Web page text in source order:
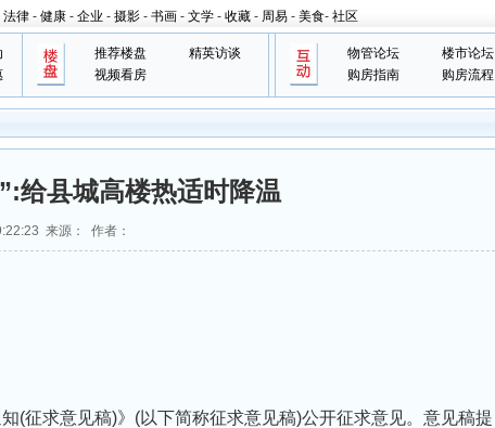
法律 - 健康 - 企业 - 摄影 - 书画 - 文学 - 收藏 - 周易 - 美食- 社区
推荐楼盘
精英访谈
视频看房
物管论坛
楼市论坛
购房指南
购房流程
给县城高楼热适时降温
来源： 作者：
(征求意⻅稿)》(以下简称征求意见稿)公开征求意⻅。意见稿提